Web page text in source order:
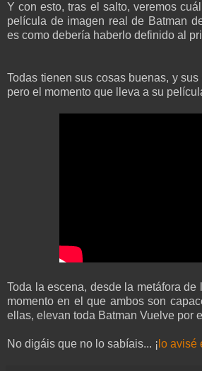
Y con esto, tras el salto, veremos
película de imagen real de Batman
es como debería haberlo definido al
Todas tienen sus cosas buenas, y
pero el momento que lleva a su
Toda la escena, desde la metáfora de
momento en el que ambos son
ellas, elevan toda Batman Vuelve por
No digáis que no lo sabíais... ¡ lo avisé